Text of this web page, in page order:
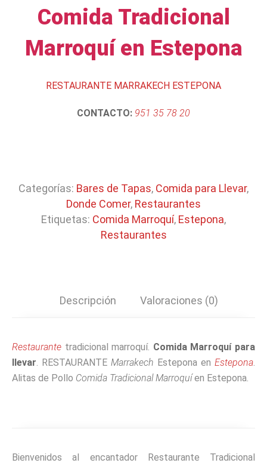
Comida Tradicional
Marroquí en Estepona
RESTAURANTE MARRAKECH ESTEPONA
CONTACTO: 951 35 78 20
Categorías: Bares de Tapas, Comida para Llevar,
Donde Comer, Restaurantes
Etiquetas: Comida Marroquí, Estepona,
Restaurantes
Descripción Valoraciones (0)
Restaurante tradicional marroquí. Comida Marroquí para
llevar. RESTAURANTE Marrakech Estepona en Estepona.
Alitas de Pollo Comida Tradicional Marroquíen Estepona.
Bienvenidos al encantador Restaurante Tradicional